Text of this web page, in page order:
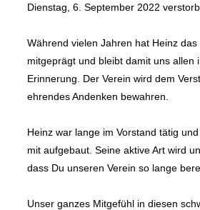
Dienstag, 6. September 2022
Während vielen Jahren hat Heinz das
mitgeprägt und bleibt damit uns allen
Erinnerung. Der Verein wird dem
ehrendes Andenken bewahren.
Heinz war lange im Vorstand tätig
mit aufgebaut. Seine aktive Art wird
dass Du unseren Verein so lange
Unser ganzes Mitgefühl in diesen